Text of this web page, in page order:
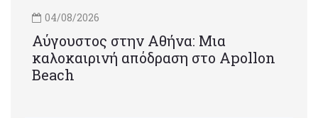
04/08/2026
Αύγουστος στην Αθήνα: Μια
καλοκαιρινή απόδραση στο Apollon
Beach